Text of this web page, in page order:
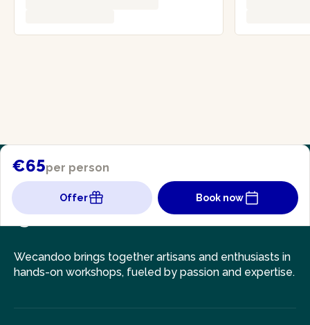
€65per person
Offer Book now
Wecandoo brings together artisans and enthusiasts in
hands-on workshops, fueled by passion and expertise.